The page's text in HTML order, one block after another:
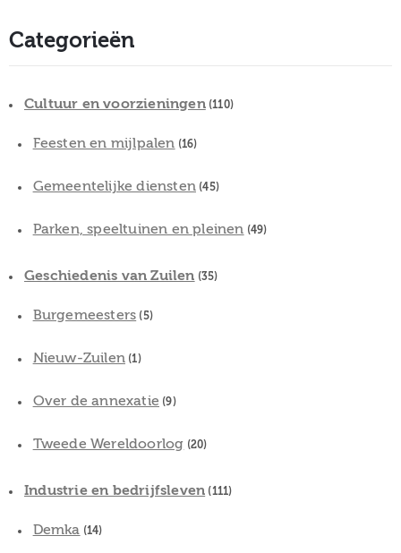
Categorieën
Cultuur en voorzieningen(110)
Feesten en mijlpalen (16)
Gemeentelijke diensten (45)
Parken, speeltuinen en pleinen (49)
Geschiedenis van Zuilen (35)
Burgemeesters (5)
Nieuw-Zuilen (1)
Over de annexatie (9)
Tweede Wereldoorlog (20)
Industrie en bedrijfsleven (111)
Demka (14)